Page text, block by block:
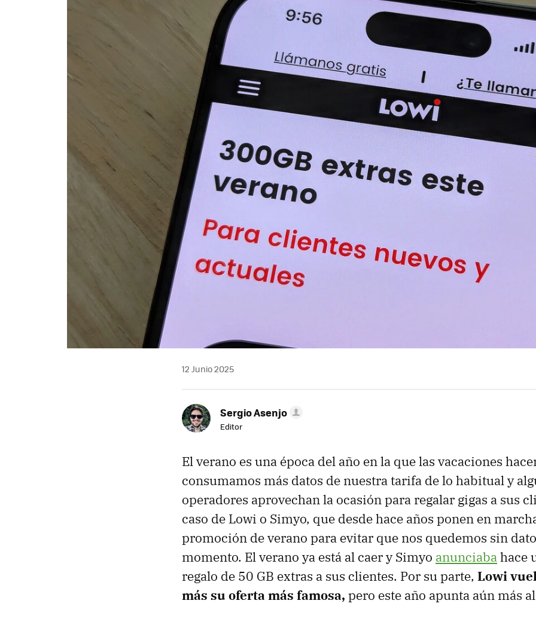
12 Junio 2025
Sergio Asenjo
Editor
El verano es una época del año en la que las vacaciones
consumamos más datos de nuestra tarifa de lo habitual y
operadores aprovechan la ocasión para regalar gigas a sus
caso de Lowi o Simyo, que desde hace años ponen en
promoción de verano para evitar que nos quedemos sin
momento. El verano ya está al caer y Simyo anunciabahace
regalo de 50 GB extras a sus clientes. Por su parte, Lowi
más su oferta más famosa, pero este año apunta aún más